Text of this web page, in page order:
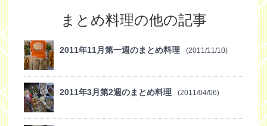
まとめ料理の他の記事
2011年11月第一週のまとめ料理 (2011/11/10)
2011年3月第2週のまとめ料理 (2011/04/06)